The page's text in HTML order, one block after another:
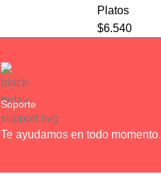
Platos
$6.540
Soporte
Te ayudamos en todo momento.